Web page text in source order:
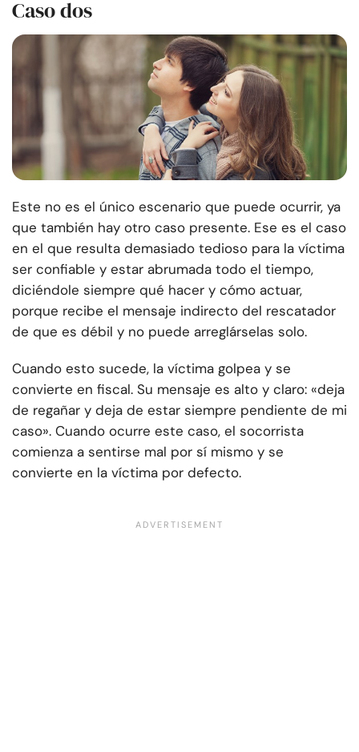
Caso dos
Este no es el único escenario que puede ocurrir, ya
que también hay otro caso presente. Ese es el caso
en el que resulta demasiado tedioso para la víctima
ser confiable y estar abrumada todo el tiempo,
diciéndole siempre qué hacer y cómo actuar,
porque recibe el mensaje indirecto del rescatador
de que es débil y no puede arreglárselas solo.
Cuando esto sucede, la víctima golpea y se
convierte en fiscal. Su mensaje es alto y claro: «deja
de regañar y deja de estar siempre pendiente de mi
caso». Cuando ocurre este caso, el socorrista
comienza a sentirse mal por sí mismo y se
convierte en la víctima por defecto.